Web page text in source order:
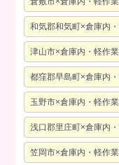
和気郡和気町×倉庫内
津山市×倉庫内・軽作
都窪郡早島町×倉庫内
玉野市×倉庫内・軽作
浅口郡里庄町×倉庫内
笠岡市×倉庫内・軽作